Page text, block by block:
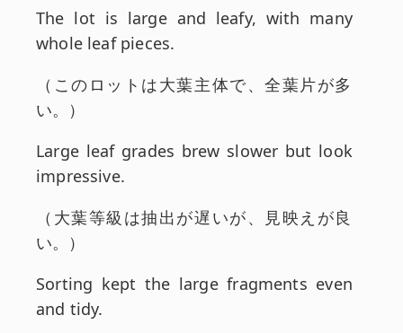
英文:
The lot is large and leafy, with many
whole leaf pieces.
和訳:
（ このロットは大葉主体で、全葉片が多
い。
）
英文:
Large leaf grades brew slower but look
impressive.
和訳:
（ 大葉等級は抽出が遅いが、見映えが良
い。
）
英文:
Sorting kept the large fragments even
and tidy.